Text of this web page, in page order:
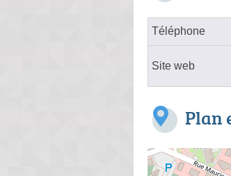
Téléphone
Site web
Plan